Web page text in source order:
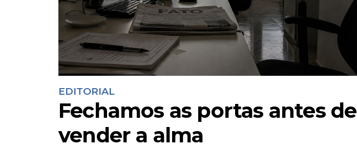
EDITORIAL
Fechamos as portas antes de
vender a alma